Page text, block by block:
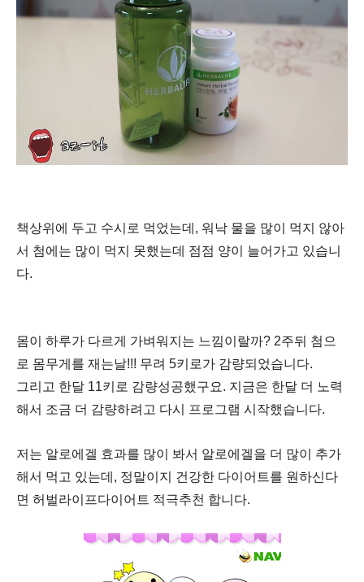
책상위에 두고 수시로 먹었는데, 워낙 물을 많이 먹지 않아
서 첨에는 많이 먹지 못했는데 점점 양이 늘어가고 있습니
다.
몸이 하루가 다르게 가벼워지는 느낌이랄까? 2주뒤 첨으
로 몸무게를 재는날!!! 무려 5키로가 감량되었습니다.
그리고 한달 11키로 감량성공했구요. 지금은 한달 더 노력
해서 조금 더 감량하려고 다시 프로그램 시작했습니다.
저는 알로에겔 효과를 많이 봐서 알로에겔을 더 많이 추가
해서 먹고 있는데, 정말이지 건강한 다이어트를 원하신다
면 허벌라이프다이어트 적극추천 합니다.